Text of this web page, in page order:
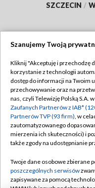
SZCZECIN /
Abonament TVP
Emisja w TVP
Centrum informacji
Naziemna Telewizja
Rada Programowa
System NOS
Szanujemy Twoją
Kliknij "Akceptuję i przechodzę
korzystanie z technologii
dostęp do informacji na Twoim
przechowywanie oraz na
nas, czyli Telewizję Polską S.A.
Zaufanych Partnerów z IAB*
Partnerów TVP (93 firm), w
zautomatyzowanego
mierzenia ich skuteczności) i
także zgody na udostępnianie
Twoje dane osobowe zbierane
poszczególnych serwisów
zapisywane za pomocą